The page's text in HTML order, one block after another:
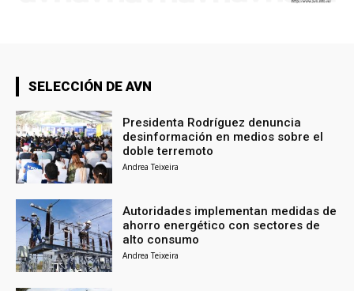
SELECCIÓN DE AVN
Presidenta Rodríguez denuncia
desinformación en medios sobre el
doble terremoto
Andrea Teixeira
Autoridades implementan medidas de
ahorro energético con sectores de
alto consumo
Andrea Teixeira